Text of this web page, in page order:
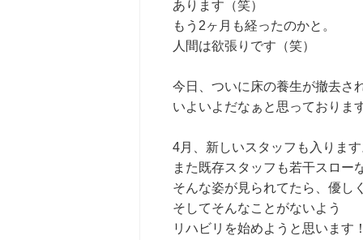
あります（笑）
もう2ヶ月も経ったのかと。
人間は欲張りです（笑）
今日、ついに床の養生が撤去さ
いよいよだなぁと思っておりま
4月、新しいスタッフも入りま
また既存スタッフも若干スロー
そんな姿が見られてたら、優し
そしてそんなことがないよう
リハビリを始めようと思います